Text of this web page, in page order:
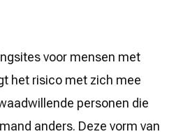
voor mensen met
het risico met zich mee
personen die
anders. Deze vorm van